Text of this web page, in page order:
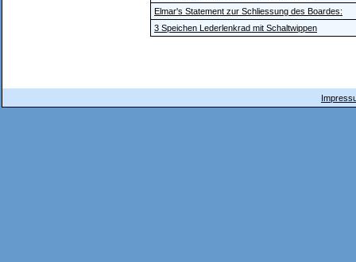
Elmar's Statement zur Schliessung des Boardes:
3 Speichen Lederlenkrad mit Schaltwippen